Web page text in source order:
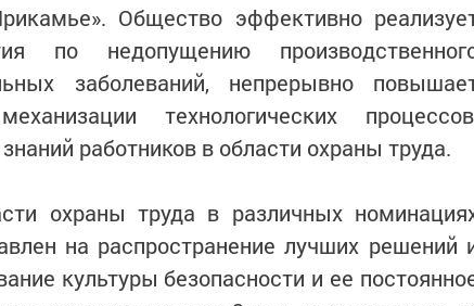
Общество эффективно
по недопущению
заболеваний, непрерывно
технологических
работников в области охраны труда.
охраны труда в различных
на распространение лучших решений
культуры безопасности и ее